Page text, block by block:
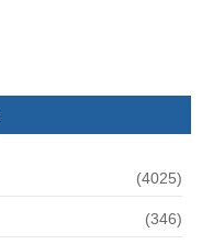
(4025)
(346)